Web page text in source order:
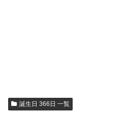
誕生日 366日 一覧